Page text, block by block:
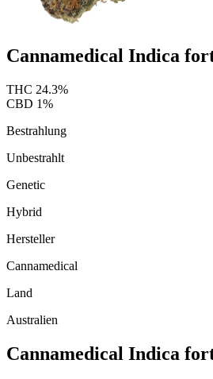
Cannamedical Indica
THC 24.3%
CBD 1%
Bestrahlung
Unbestrahlt
Genetic
Hybrid
Hersteller
Cannamedical
Land
Australien
Cannamedical Indica